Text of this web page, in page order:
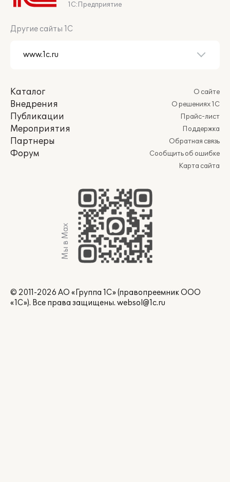
1С:Предприятие
Другие сайты 1С
Каталог
Внедрения
Публикации
Мероприятия
Партнеры
Форум
О сайте
О решениях 1С
Прайс-лист
Поддержка
Обратная связь
Сообщить об ошибке
Карта сайта
Мы в Max
© 2011-2026 АО «Группа 1С» (правопреемник ООО
«1С»). Все права защищены. websol@1c.ru